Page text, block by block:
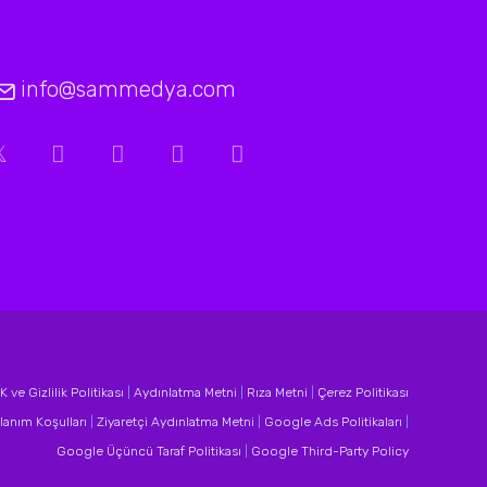
info@sammedya.com
ve Gizlilik Politikası Aydınlatma Metni Rıza Metni
Çerez Politikası
Koşulları Ziyaretçi Aydınlatma Metni Google Ads Politikaları
Google Üçüncü Taraf Politikası
Google Third-Party Policy